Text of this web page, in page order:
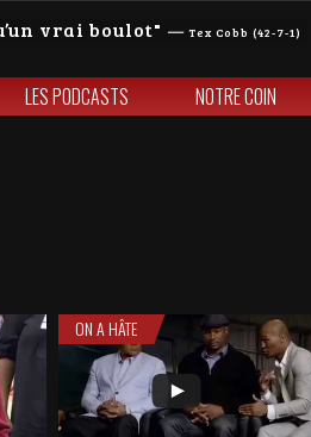
vrai boulot — Tex Cobb (42-7-1)
LES PODCASTS NOTRE COIN
ON A HÂTE